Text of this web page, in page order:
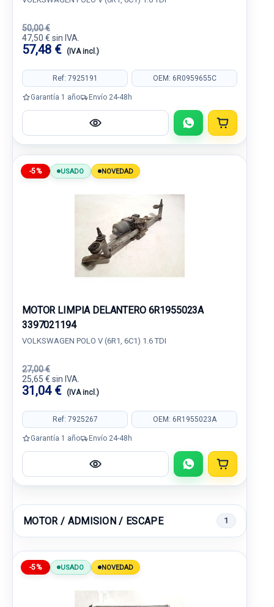
50,00 €
47,50 € sin IVA.
57,48 € (IVA incl.)
Ref: 7925191 OEM: 6R0959655C
Garantía 1 año Envío 24-48h
-5% USADO NOVEDAD
MOTOR LIMPIA DELANTERO 6R1955023A
3397021194
VOLKSWAGEN POLO V (6R1, 6C1) 1.6 TDI
27,00 €
25,65 € sin IVA.
31,04 € (IVA incl.)
Ref: 7925267 OEM: 6R1955023A
Garantía 1 año Envío 24-48h
MOTOR / ADMISION / ESCAPE 1
-5% USADO NOVEDAD